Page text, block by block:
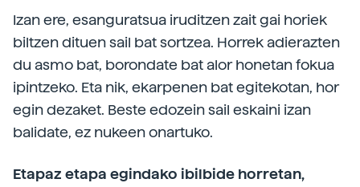
Izan ere, esanguratsua iruditzen zait gai horiek
biltzen dituen sail bat sortzea. Horrek adierazten
du asmo bat, borondate bat alor honetan fokua
ipintzeko. Eta nik, ekarpenen bat egitekotan, hor
egin dezaket. Beste edozein sail eskaini izan
balidate, ez nukeen onartuko.
Etapaz etapa egindako ibilbide horretan,